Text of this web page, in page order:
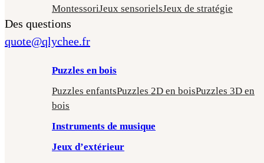
Des questions
quote@qlychee.fr
MontessoriJeux sensorielsJeux de stratégie
Puzzles en bois
Puzzles enfantsPuzzles 2D en boisPuzzles 3D en
bois
Instruments de musique
Jeux d’extérieur